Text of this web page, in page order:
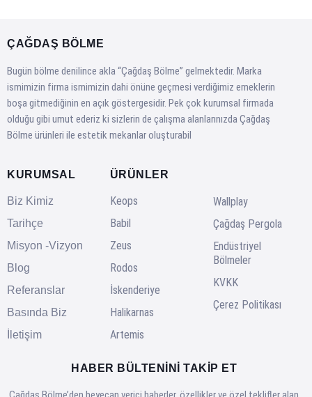
ÇAĞDAŞ BÖLME
Bugün bölme denilince akla “Çağdaş Bölme” gelmektedir. Marka
ismimizin firma ismimizin dahi önüne geçmesi verdiğimiz emeklerin
boşa gitmediğinin en açık göstergesidir. Pek çok kurumsal firmada
olduğu gibi umut ederiz ki sizlerin de çalışma alanlarınızda Çağdaş
Bölme ürünleri ile estetik mekanlar oluşturabil
KURUMSAL
Biz Kimiz
Tarihçe
Misyon -Vizyon
Blog
Referanslar
Basında Biz
İletişim
ÜRÜNLER
Keops
Babil
Zeus
Rodos
İskenderiye
Halikarnas
Artemis
Wallplay
Çağdaş Pergola
Endüstriyel
Bölmeler
KVKK
Çerez Politikası
HABER BÜLTENINI TAKIP ET